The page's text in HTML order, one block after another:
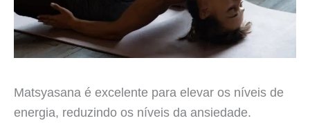
Matsyasana é excelente para elevar os níveis de
energia, reduzindo os níveis da ansiedade.